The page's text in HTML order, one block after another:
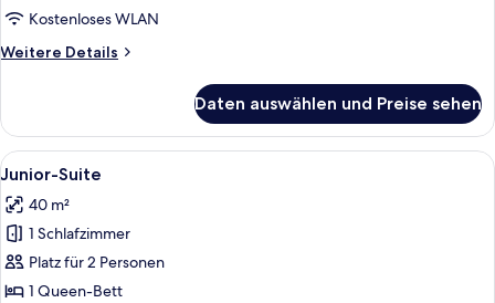
anzeigen
Kostenloses WLAN
Weitere Details
Weitere
Zimmer
Daten auswählen und Preise sehen
Alle
Fotos
für
Junior-
Suite
anzeigen
Ein Hotelzimmer mit großem
7
Junior-Suite
40 m²
1 Schlafzimmer
Platz für 2 Personen
1 Queen-Bett